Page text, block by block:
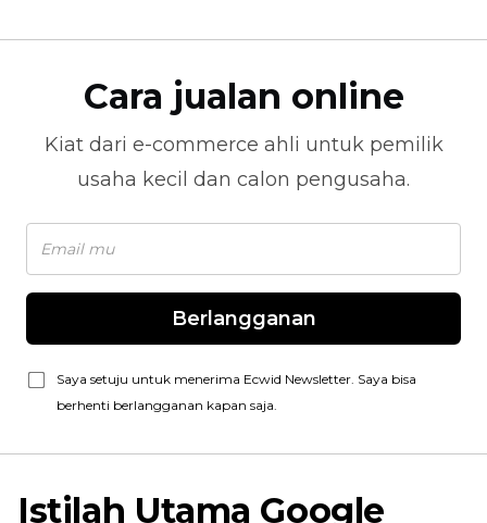
Cara jualan online
Kiat dari e-commerce ahli untuk pemilik
usaha kecil dan calon pengusaha.
Berlangganan
Saya setuju untuk menerima Ecwid Newsletter. Saya bisa
berhenti berlangganan kapan saja.
Istilah Utama Google